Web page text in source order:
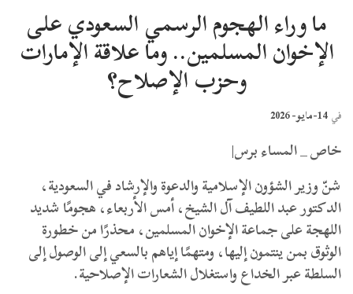
ما وراء الهجوم الرسمي السعودي على
الإخوان المسلمين.. وما علاقة الإمارات
وحزب الإصلاح؟
في 14-مايو- 2026
خاص _ المساء برس|
شنّ وزير الشؤون الإسلامية والدعوة والإرشاد في السعودية،
الدكتور عبد اللطيف آل الشيخ، أمس الأربعاء، هجومًا شديد
اللهجة على جماعة الإخوان المسلمين، محذرًا من خطورة
الوثوق بمن ينتمون إليها، ومتهمًا إياهم بالسعي إلى الوصول إلى
السلطة عبر الخداع واستغلال الشعارات الإصلاحية.